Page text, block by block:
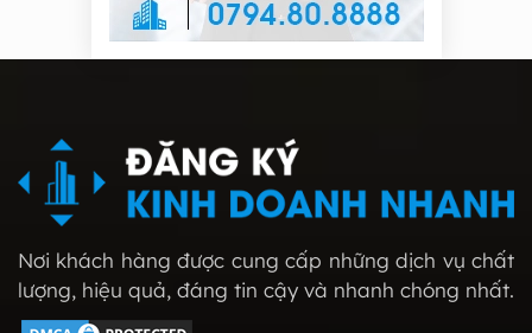
Nơi khách hàng được cung cấp những dịch vụ chất
lượng, hiệu quả, đáng tin cậy và nhanh chóng nhất.